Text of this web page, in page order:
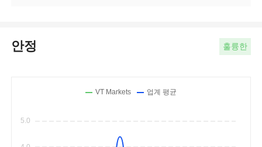
안정 훌륭한